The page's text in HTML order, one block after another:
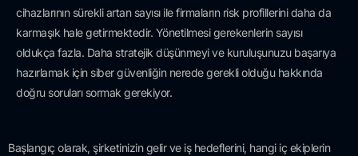
cihazlarının sürekli artan sayısı ile firmaların risk profillerini daha da
karmaşık hale getirmektedir. Yönetilmesi gerekenlerin sayısı
oldukça fazla. Daha stratejik düşünmeyi ve kuruluşunuzu başarıya
hazırlamak için siber güvenliğin nerede gerekli olduğu hakkında
doğru soruları sormak gerekiyor.
Başlangıç olarak, şirketinizin gelir ve iş hedeflerini, hangi iç ekiplerin